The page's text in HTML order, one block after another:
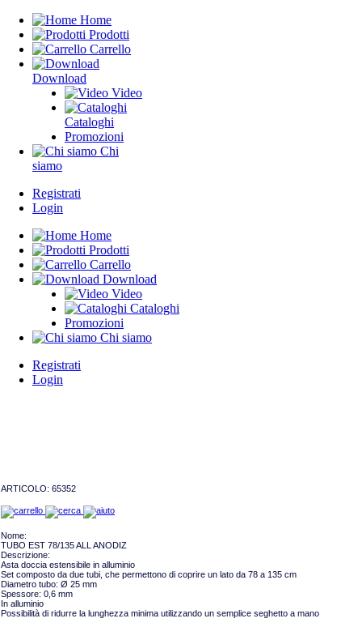
Home
Prodotti
Carrello
Download
Video
Cataloghi
Promozioni
Chi
siamo
Registrati
Login
Home
Prodotti
Carrello
Download
Video
Cataloghi
Promozioni
Chi siamo
Registrati
Login
ARTICOLO: 65352
Nome:
TUBO EST 78/135 ALL ANODIZ
Descrizione:
Asta doccia estensibile in alluminio
Set composto da due tubi, che permettono di coprire un lato da 78 a 135 cm
Diametro tubo: Ø 25 mm
Spessore: 0,6 mm
In alluminio
Possibilità di ridurre la lunghezza minima utilizzando un semplice seghetto a mano